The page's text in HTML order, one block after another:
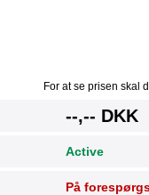
For at se prisen skal
--,-- DKK
Active
På